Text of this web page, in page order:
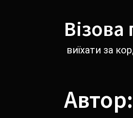
Візова
виїхати за
Автор: